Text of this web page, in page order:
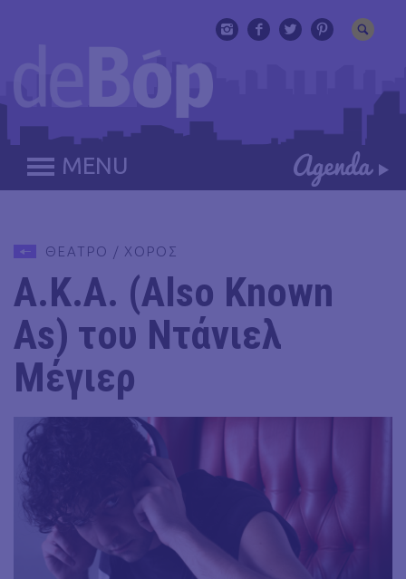
MENU
ΘΕΑΤΡΟ / ΧΟΡΟΣ
Α.Κ.Α. (Also Known
As) του Ντάνιελ
Μέγιερ